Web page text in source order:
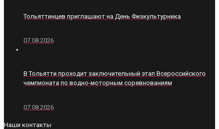
Тольяттинцев приглашают на День Физкультурника
07.08.2026
В Тольятти проходит заключительный этап Всероссийского
чемпионата по водно-моторным соревнованиям
07.08.2026
Наши контакты